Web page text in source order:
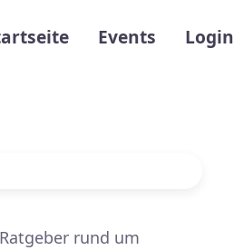
navigation
Events Login
rund um